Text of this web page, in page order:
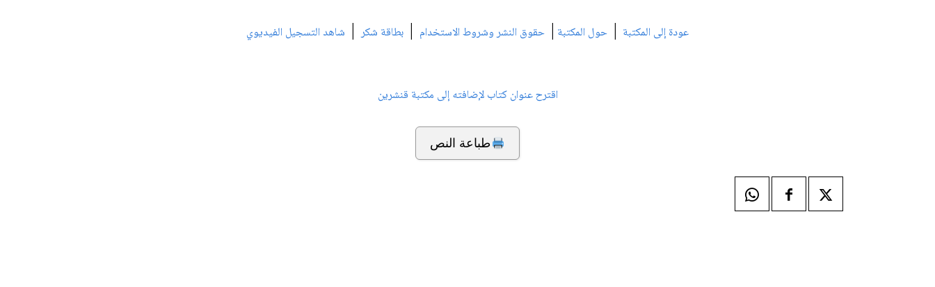
عودة إلى المكتبة | حول المكتبة | حقوق النشر وشروط الاستخدام | بطاقة شكر| شاهد التسجيل الفيديوي
اقترح عنوان كتاب لإضافته إلى مكتبة قنشرين
طباعة النص